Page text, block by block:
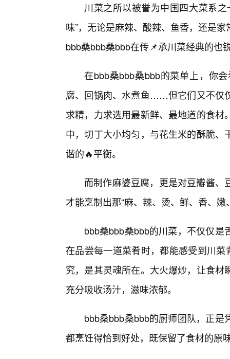
川菜之所以被誉为中国四大菜系
味”，无论是麻辣、酸辣、鱼香，还是
bbb桑bbb桑bbb在传📌承川菜经典的也
在bbb桑bbb桑bbb的菜单上，你
腐、回锅肉、水煮鱼……但它们又不仅
求精，力求选用最新鲜、最地道的食
中，切丁大小均匀，与花生米的酥脆
谐的🔥平衡。
而制作麻婆豆腐，更是对豆瓣酱
才能烹制出那“麻、辣、烫、鲜、香、嫩
bbb桑bbb桑bbb的川菜，不仅仅
在品尝每一道菜肴时，都能感受到川
究，是其灵魂所在。大火爆炒，让食
充分吸收汤汁，滋味浓郁。
bbb桑bbb桑bbb的厨师团队，正
都烹饪得恰到好处，既保留了食材的原